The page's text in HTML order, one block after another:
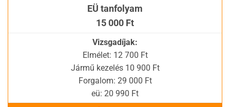
EÜ tanfolyam
15 000 Ft
Vizsgadíjak:
Elmélet: 12 700 Ft
Jármű kezelés 10 900 Ft
Forgalom: 29 000 Ft
eü: 20 990 Ft